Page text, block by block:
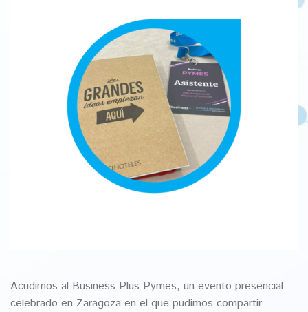
Acudimos al Business Plus Pymes, un evento presencial
celebrado en Zaragoza en el que pudimos compartir